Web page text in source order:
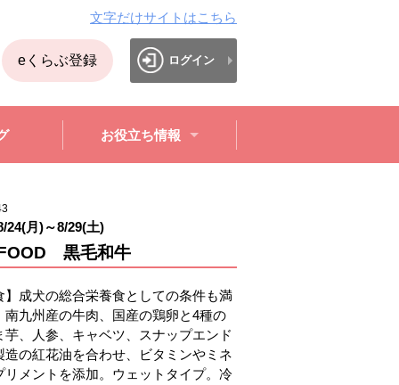
文字だけサイトはこちら
eくらぶ登録 ログイン
お役立ち情報
24(月)～8/29(土)
黒毛和牛
】成犬の総合栄養食としての条件も満
南九州産の牛肉、国産の鶏卵と4種の
芋、人参、キャベツ、スナップエンド
造の紅花油を合わせ、ビタミンやミネ
リメントを添加。ウェットタイプ。冷